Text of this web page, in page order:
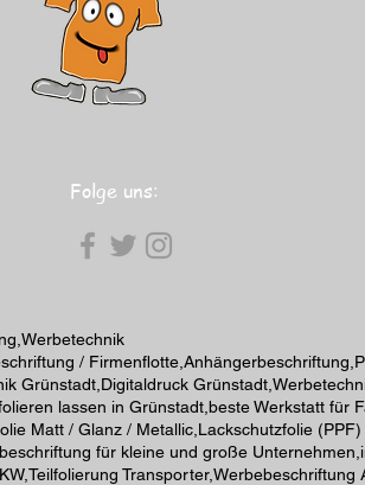
Folge uns:
/
Grünstadt,Digitaldruck
lassen in Grünstadt,beste Werkstatt für
Matt / Glanz / Metallic,Lackschutzfolie
für kleine und große
Transporter,Werbebeschriftung